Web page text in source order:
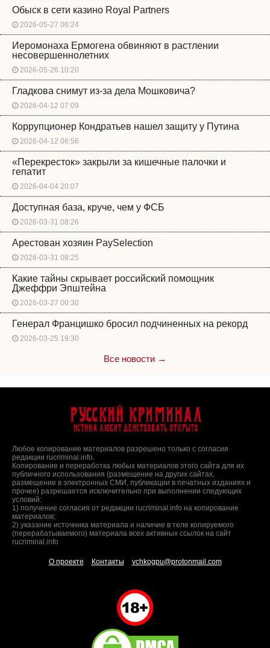
Обыск в сети казино Royal Partners
2026-05-27 06:24
Иеромонаха Ермогена обвиняют в растлении
несовершеннолетних
2026-05-26 10:20
Гладкова снимут из-за дела Мошковича?
2026-04-12 07:09
Коррупционер Кондратьев нашел защиту у Путина
2026-04-12 06:56
«Перекресток» закрыли за кишечные палочки и
гепатит
2026-04-04 20:07
Доступная база, круче, чем у ФСБ
2026-03-31 08:26
Арестован хозяин PaySelection
2026-03-31 08:25
Какие тайны скрывает российский помощник
Джеффри Эпштейна
2026-03-27 00:30
Генерал Францишко бросил подчиненных на рекорд
2026-03-25 19:30
Все новости →
Русский Криминал
Истина любит действовать открыто
Любое копирование материалов разрешено только с согласия
редакции rucriminal.info.
Копирование и переработка любых материалов этого сайта для их
публичного использования (размещение на других сайтах,
размещение в электронных СМИ, публикации в печатных изданиях и
прочее) разрешается исключительно при выполнении следующих
условий:
1) получение согласия от редакции rucriminal.info на копирование
материалов;
2) указание источника материала и наличие в теле копируемого
(перерабатываемого) материала всех активных ссылок на сайт
rucriminal.info
О проекте Контакты vchkogpu@protonmail.com